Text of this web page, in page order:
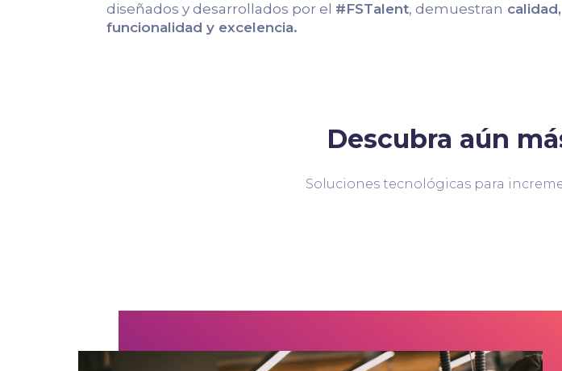
diseñados y desarrollados por el #FSTalent, demuestran calidad,
funcionalidad y excelencia.
Descubra aún
Soluciones tecnológicas para